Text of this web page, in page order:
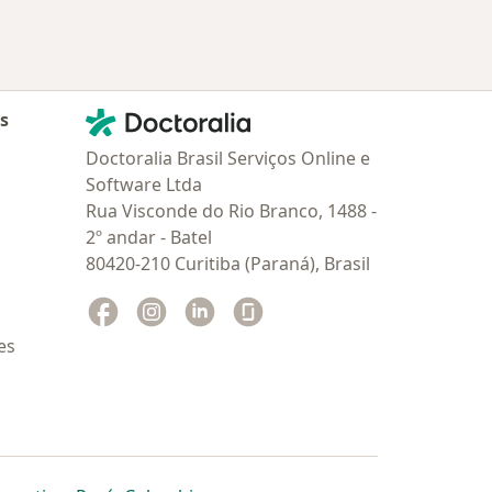
Contato
Doctoralia - Homepage
Doctoralia Brasil Serviços Online e
Software Ltda
Rua Visconde do Rio Branco, 1488 -
2º andar - Batel
80420-210 Curitiba (Paraná), Brasil
Facebook
abre num novo separador
Instagram
abre num novo separador
Linkedin
abre num novo separador